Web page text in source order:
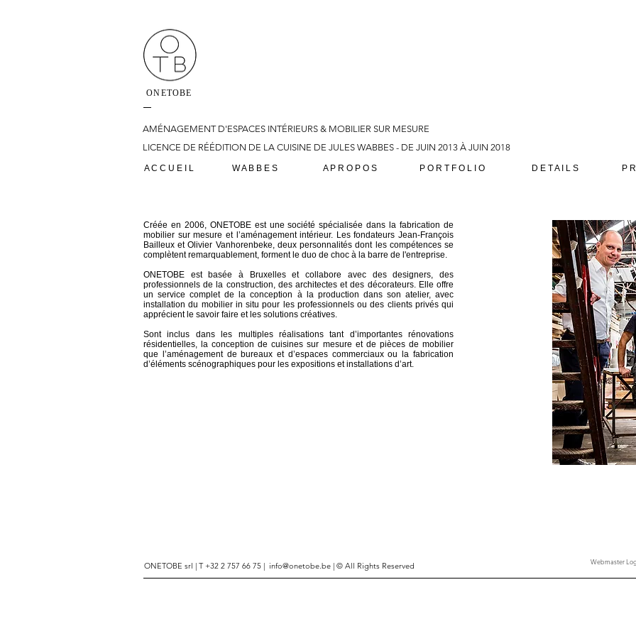
ONETOBE
AMÉNAGEMENT D'ESPACES INTÉRIEURS & MOBILIER SUR MESURE
LICENCE DE RÉÉDITION DE LA CUISINE DE JULES WABBES - DE JUIN 2013 À JUIN 2018
A C C U E I L W A B B E S A P R O P O S P O R T F O L I O D E T A I L S P
Créée en 2006, ONETOBE est une société spécialisée dans la fabrication de
mobilier sur mesure et l’aménagement intérieur. Les fondateurs Jean-François
Bailleux et Olivier Vanhorenbeke, deuxpersonnalités dont les compétences se
complètent remarquablement, forment le duo de choc à la barre de l'entreprise.
ONETOBE est basée à Bruxelles et collabore avec des designers, des
professionnels de la construction, des architectes et des décorateurs. Elle offre
unservice complet de la conception à la production dans son atelier, avec
installation du mobilier in situ pour les professionnels ou des clients privés qui
apprécient le savoir faire et les solutions créatives.
Sont inclus dans les multiples réalisations tant d’importantes rénovations
résidentielles, la conception de cuisines sur mesure et de pièces de mobilier
que l’aménagement de bureaux et d’espaces commerciaux ou la fabrication
d’éléments scénographiques pour les expositions et installations d’art.
ONETOBE srl | T +32 2 757 66 75 | info@onetobe.be | © All Rights Reserved Webmaster